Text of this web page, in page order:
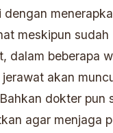
dengan
meskipun sudah
dalam beberapa
akan
dokter pun
agar menjaga